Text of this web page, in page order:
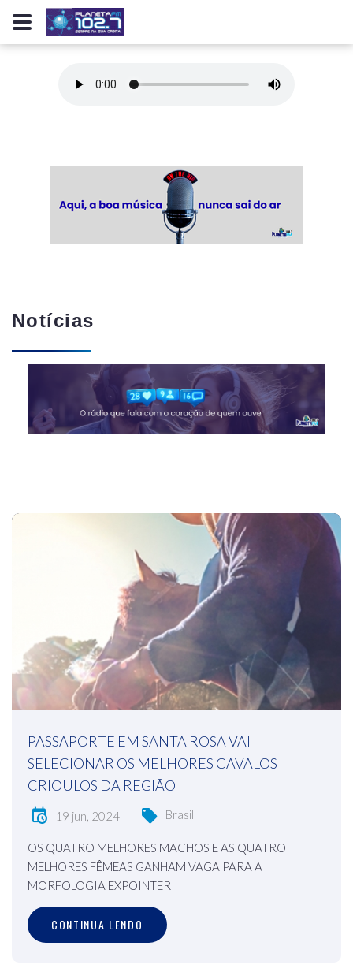
Notícias
PASSAPORTE EM SANTA ROSA VAI
SELECIONAR OS MELHORES CAVALOS
CRIOULOS DA REGIÃO
19 jun, 2024 Brasil
OS QUATRO MELHORES MACHOS E AS QUATRO
MELHORES FÊMEAS GANHAM VAGA PARA A
MORFOLOGIA EXPOINTER
CONTINUA LENDO